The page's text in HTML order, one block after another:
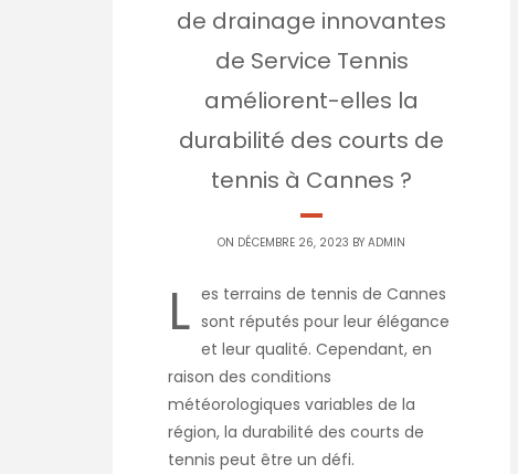
de drainage innovantes
de Service Tennis
améliorent-elles la
durabilité des courts de
tennis à Cannes ?
ON DÉCEMBRE 26, 2023 BY ADMIN
L es terrains de tennis de Cannes
sont réputés pour leur élégance
et leur qualité. Cependant, en
raison des conditions
météorologiques variables de la
région, la durabilité des courts de
tennis peut être un défi.